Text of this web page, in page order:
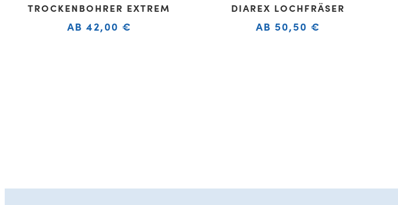
TROCKENBOHRER EXTREM
AB 42,00 €
DIAREX LOCHFRÄSER
AB 50,50 €